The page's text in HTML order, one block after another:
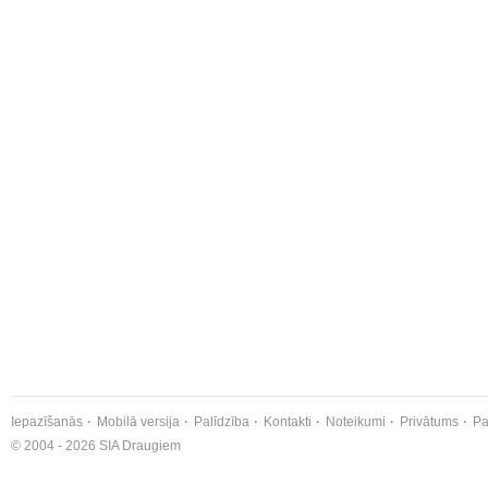
Iepazīšanās Mobilā versija Palīdzība Kontakti Noteikumi Privātums
© 2004 - 2026 SIA Draugiem